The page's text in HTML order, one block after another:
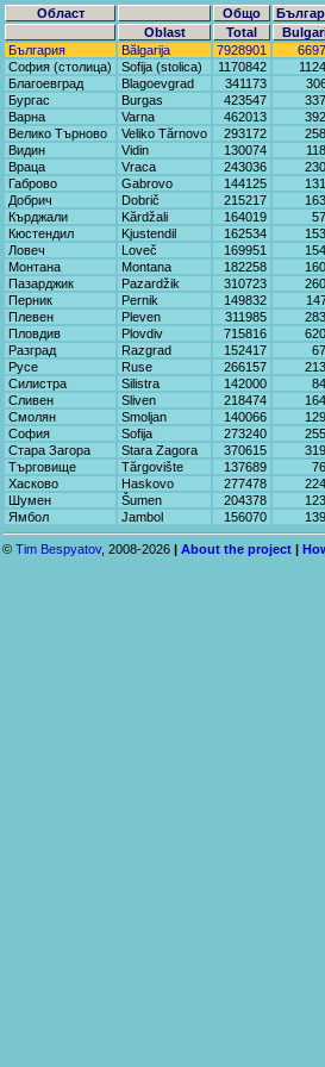
Област Общо
Oblast
Total
България
Bălgarija 7928901
София (столица)
Sofija (stolica) 1170842
Благоевград
Blagoevgrad 341173
Бургас
Burgas 423547
Варна
Varna 462013
Велико Търново
Veliko Tărnovo 293172
Видин
Vidin 130074
Враца
Vraca 243036
Габрово
Gabrovo 144125
Добрич
Dobrič 215217
Кърджали
Kărdžali 164019
Кюстендил
Kjustendil 162534
Ловеч
Loveč 169951
Монтана
Montana 182258
Пазарджик
Pazardžik 310723
Перник
Pernik 149832
Плевен
Pleven 311985
Пловдив
Plovdiv 715816
Разград
Razgrad 152417
Русе
Ruse 266157
Силистра
Silistra 142000
Сливен
Sliven 218474
Смолян
Smoljan 140066
София
Sofija 273240
Стара Загора
Stara Zagora 370615
Търговище
Tărgovište 137689
Хасково
Haskovo 277478
Шумен
Šumen 204378
Ямбол
Jambol 156070
© Tim Bespyatov, 2008-2026 | About the project |